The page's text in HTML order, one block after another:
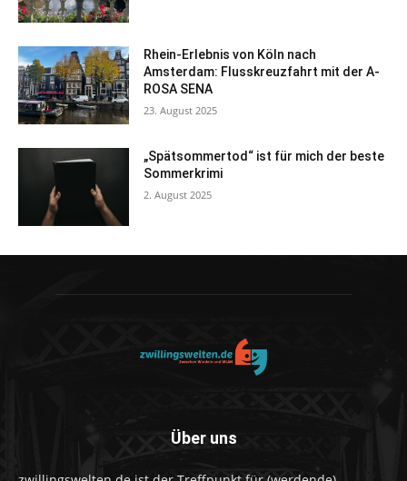
Rhein-Erlebnis von Köln nach
Amsterdam: Flusskreuzfahrt mit der A-
ROSA SENA
23. August 2025
„Spätsommertod“ ist für mich der beste
Sommerkrimi
2. August 2025
Über uns